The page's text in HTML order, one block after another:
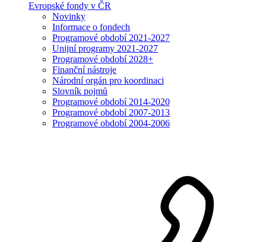
Evropské fondy v ČR
Novinky
Informace o fondech
Programové období 2021-2027
Unijní programy 2021-2027
Programové období 2028+
Finanční nástroje
Národní orgán pro koordinaci
Slovník pojmů
Programové období 2014-2020
Programové období 2007-2013
Programové období 2004-2006